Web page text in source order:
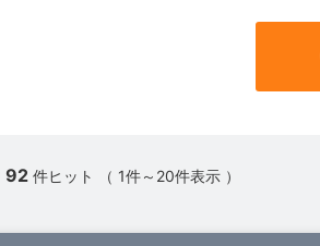
92 件ヒット （ 1件～20件表示 ）